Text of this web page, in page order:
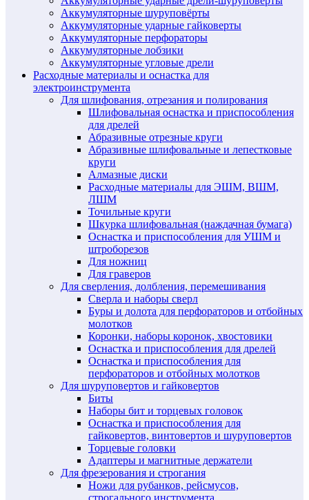
Аккумуляторные шуруповёрты
Аккумуляторные ударные гайковерты
Аккумуляторные перфораторы
Аккумуляторные лобзики
Аккумуляторные угловые дрели
Расходные материалы и оснастка для
электроинструмента
Для шлифования, отрезания и полирования
Шлифовальная оснастка и приспособления
для дрелей
Абразивные отрезные круги
Абразивные шлифовальные и лепестковые
круги
Алмазные диски
Расходные материалы для ЭШМ, ВШМ,
ЛШМ
Точильные круги
Шкурка шлифовальная (наждачная бумага)
Оснастка и приспособления для УШМ и
штроборезов
Для ножниц
Для граверов
Для сверления, долбления, перемешивания
Сверла и наборы сверл
Буры и долота для перфораторов и отбойных
молотков
Коронки, наборы коронок, хвостовики
Оснастка и приспособления для дрелей
Оснастка и приспособления для
перфораторов и отбойных молотков
Для шуруповертов и гайковертов
Биты
Наборы бит и торцевых головок
Оснастка и приспособления для
гайковертов, винтовертов и шуруповертов
Торцевые головки
Адаптеры и магнитные держатели
Для фрезерования и строгания
Ножи для рубанков, рейсмусов,
строгального инструмента